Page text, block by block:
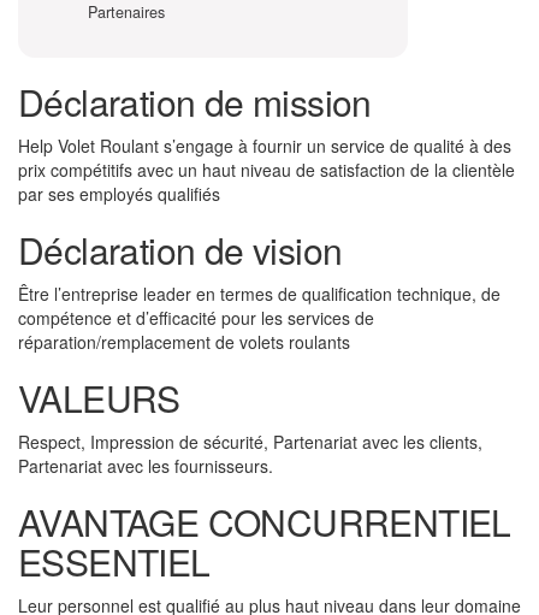
Partenaires
Déclaration de mission
Help Volet Roulant s’engage à fournir un service de qualité à des
prix compétitifs avec un haut niveau de satisfaction de la clientèle
par ses employés qualifiés
Déclaration de vision
Être l’entreprise leader en termes de qualification technique, de
compétence et d’efficacité pour les services de
réparation/remplacement de volets roulants
VALEURS
Respect, Impression de sécurité, Partenariat avec les clients,
Partenariat avec les fournisseurs.
AVANTAGE CONCURRENTIEL
ESSENTIEL
Leur personnel est qualifié au plus haut niveau dans leur domaine